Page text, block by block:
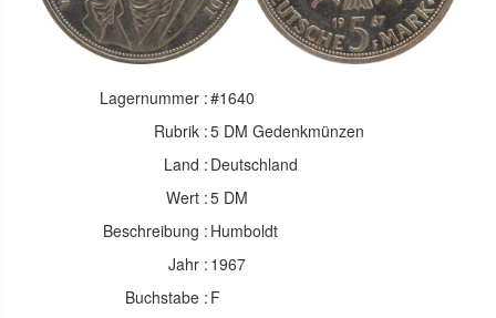
Lagernummer :#1640
Rubrik :5 DM Gedenkmünzen
Land : Deutschland
Wert :5 DM
Beschreibung : Humboldt
Jahr : 1967
Buchstabe : F